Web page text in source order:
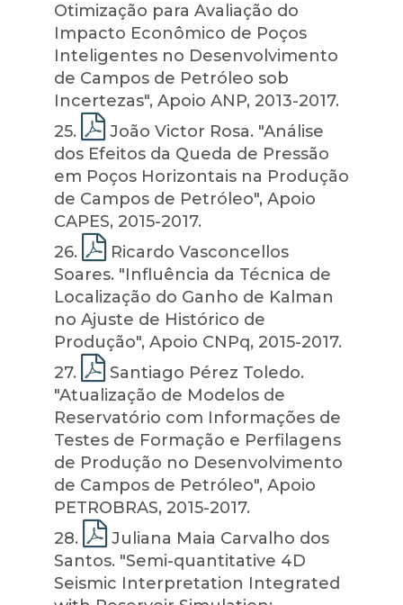
Otimização para Avaliação do
Impacto Econômico de Poços
Inteligentes no Desenvolvimento
de Campos de Petróleo sob
Incertezas", Apoio ANP, 2013-2017.
25.
João Victor Rosa. "Análise
dos Efeitos da Queda de Pressão
em Poços Horizontais na Produção
de Campos de Petróleo", Apoio
CAPES, 2015-2017.
26.
Ricardo Vasconcellos
Soares. "Influência da Técnica de
Localização do Ganho de Kalman
no Ajuste de Histórico de
Produção", Apoio CNPq, 2015-2017.
27.
Santiago Pérez Toledo.
"Atualização de Modelos de
Reservatório com Informações de
Testes de Formação e Perfilagens
de Produção no Desenvolvimento
de Campos de Petróleo", Apoio
PETROBRAS, 2015-2017.
28.
Juliana Maia Carvalho dos
Santos. "Semi-quantitative 4D
Seismic Interpretation Integrated